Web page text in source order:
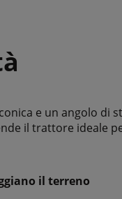
e un angolo di
il trattore ideale
il terreno